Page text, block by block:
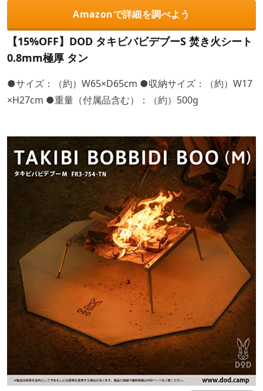
Amazonで詳細を調べよう
【15%OFF】DOD タキビバビデブーS 焚き火シート
0.8mm極厚 タン
●サイズ：（約）W65×D65cm ●収納サイズ：（約）W17
×H27cm ●重量（付属品含む）：（約）500g